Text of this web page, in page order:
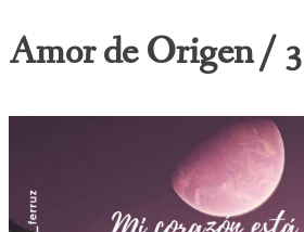
Amor de Origen /